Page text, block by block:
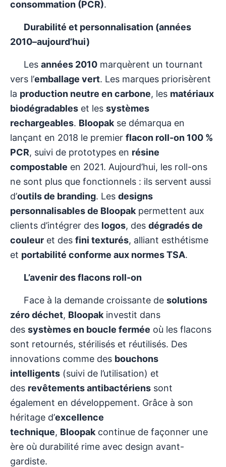
consommation (PCR).
Durabilité et personnalisation (années
2010–aujourd’hui)
Lesannées 2010 marquèrent un tournant
vers l’emballage vert. Les marques priorisèrent
la production neutre en carbone, les matériaux
biodégradables et les systèmes
rechargeables. Bloopak se démarqua en
lançant en 2018 le premier flacon roll-on 100 %
PCR, suivi de prototypes en résine
compostable en 2021. Aujourd’hui, les roll-ons
ne sont plus que fonctionnels : ils servent aussi
d’outils de branding. Les designs
personnalisables de Bloopak permettent aux
clients d’intégrer des logos, des dégradés de
couleur et des fini texturés, alliant esthétisme
et portabilité conforme aux normes TSA.
L’avenir des flacons roll-on
Face à la demande croissante desolutions
zéro déchet, Bloopak investit dans
des systèmes en boucle fermée où les flacons
sont retournés, stérilisés et réutilisés. Des
innovations comme des bouchons
intelligents (suivi de l’utilisation) et
des revêtements antibactériens sont
également en développement. Grâce à son
héritage d’excellence
technique, Bloopak continue de façonner une
ère où durabilité rime avec design avant-
gardiste.